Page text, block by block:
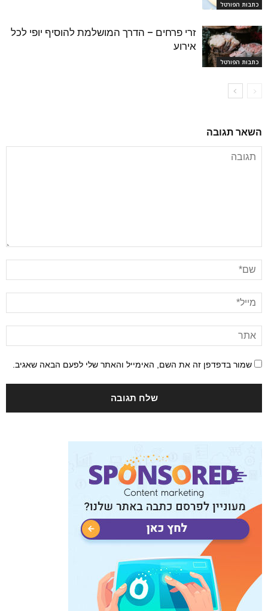
כתבות הפורטל
כתבות הפורטל
זרי פרחים – הדרך המושלמת להוסיף יופי לכל
אירוע
השאר תגובה
שמור בדפדפן זה את השם, האימייל והאתר שלי לפעם הבאה שאגיב.